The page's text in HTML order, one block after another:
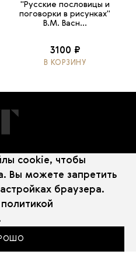
"Русские пословицы и
поговорки в рисунках"
В.М. Васн...
3100 ₽
В КОРЗИНУ
Cookie
технологий
cookie, чтобы
Вы можете запретить
браузера.
политикой